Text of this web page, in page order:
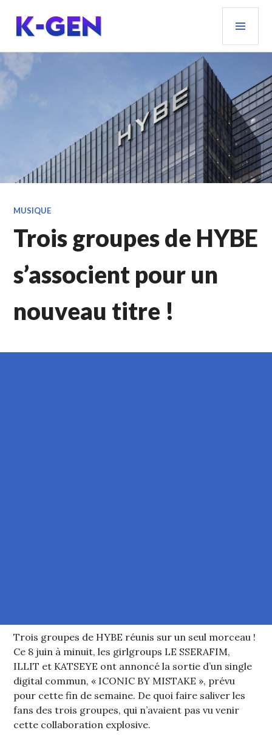
contenu
principal
K-GEN
MUSIQUE
Trois groupes de HYBE
s’associent pour un
nouveau titre !
Trois groupes de HYBE réunis sur un seul morceau !
Ce 8 juin à minuit, les girlgroups LE SSERAFIM,
ILLIT et KATSEYE ont annoncé la sortie d’un single
digital commun, « ICONIC BY MISTAKE », prévu
pour cette fin de semaine. De quoi faire saliver les
fans des trois groupes, qui n’avaient pas vu venir
cette collaboration explosive.